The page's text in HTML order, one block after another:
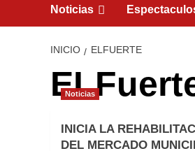
Noticias
INICIO ELFUERTE
Noticias
INICIA LA
DEL MERCADO